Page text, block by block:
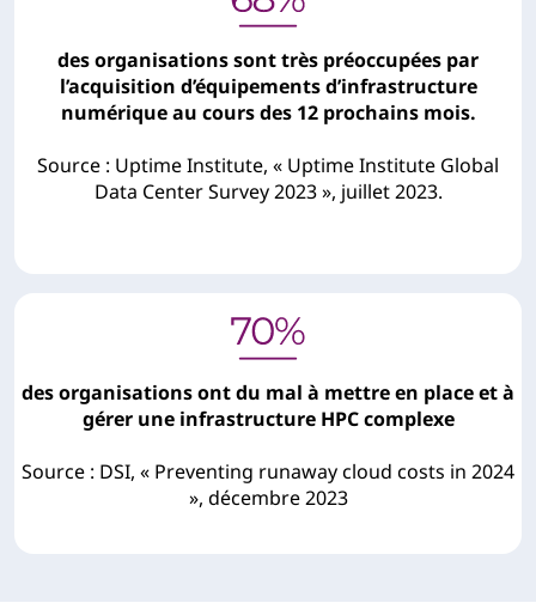
des organisations sont très préoccupées par
l’acquisition d’équipements d’infrastructure
numérique au cours des 12 prochains mois.
Source : Uptime Institute, « Uptime Institute Global
Data Center Survey 2023 », juillet 2023.
des organisations ont du mal à mettre en place et à
gérer une infrastructure HPC complexe
Source : DSI, « Preventing runaway cloud costs in 2024
», décembre 2023